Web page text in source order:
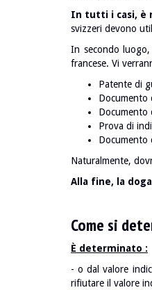
In tutti i casi, è
svizzeri devono
In secondo
francese. Vi
Patente di
Documento
Documento
Prova di
Documento
Naturalmente,
Alla fine, la
Come si
È determinato :
- o dal valore
rifiutare il valore